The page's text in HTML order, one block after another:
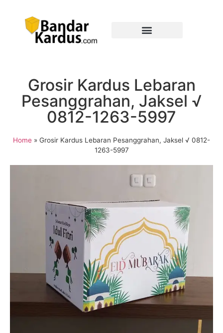
Grosir Kardus Lebaran
Pesanggrahan, Jaksel √
0812-1263-5997
Home » Grosir Kardus Lebaran Pesanggrahan, Jaksel √ 0812-
1263-5997